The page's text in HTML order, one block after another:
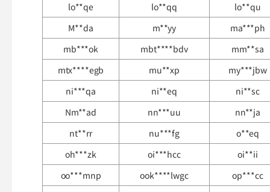
lo**qe
lo**qq
lo**qu
M**da
m**yy
ma***ph
mb***ok
mbt****bdv
mm**sa
mtx****egb
mu**xp
my***jbw
ni***qa
ni**eq
ni**sc
Nm**ad
nn***uu
nn**ja
nt**rr
nu***fg
o**eq
oh***zk
oi***hcc
oi**ii
oo***mnp
ook****lwgc
op***cc